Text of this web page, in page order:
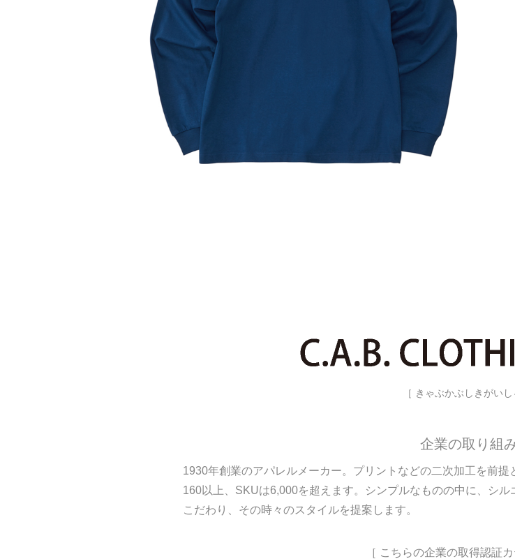
［ きゃぶかぶしきがいし
企業の取り組
1930年創業のアパレルメーカー。プリントなどの二次加工を前
160以上、SKUは6,000を超えます。シンプルなものの中に、シ
こだわり、その時々のスタイルを提案します。
［ こちらの企業の取得認証カ